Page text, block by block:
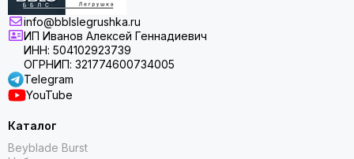
info@bblslegrushka.ru
ИП Иванов Алексей Геннадиевич
ИНН: 504102923739
ОГРНИП: 321774600734005
Telegram
YouTube
Каталог
Beyblade Burst